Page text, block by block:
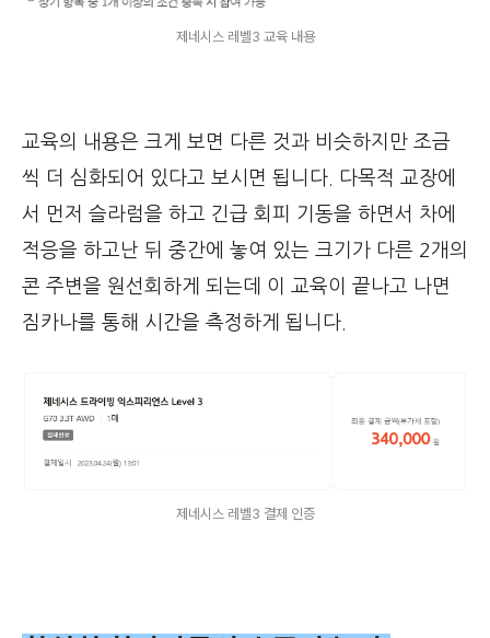
제네시스 레벨3 교육 내용
교육의 내용은 크게 보면 다른 것과 비슷하지만 조금
씩 더 심화되어 있다고 보시면 됩니다. 다목적 교장에
서 먼저 슬라럼을 하고 긴급 회피 기동을 하면서 차에
적응을 하고난 뒤 중간에 놓여 있는 크기가 다른 2개의
콘 주변을 원선회하게 되는데 이 교육이 끝나고 나면
짐카나를 통해 시간을 측정하게 됩니다.
제네시스 레벨3 결제 인증